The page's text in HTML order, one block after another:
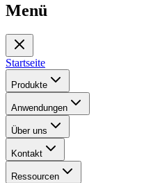
Menü
Startseite
Produkte
Anwendungen
Über uns
Kontakt
Ressourcen